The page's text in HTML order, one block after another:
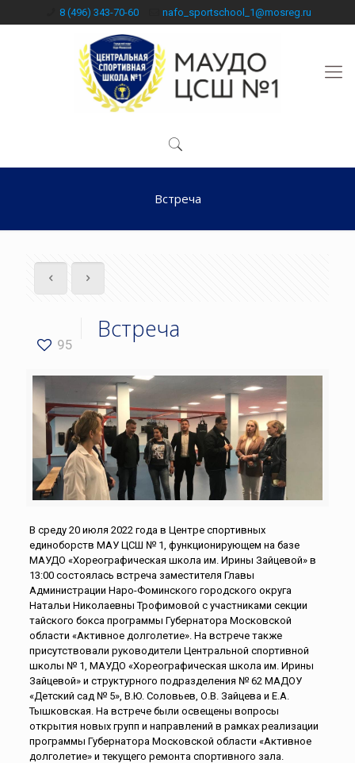
8 (496) 343-70-60 nafo_sportschool_1@mosreg.ru
Встреча
95
Встреча
В среду 20 июля 2022 года в Центре спортивных
единоборств МАУ ЦСШ № 1, функционирующем на базе
МАУДО «Хореографическая школа им. Ирины Зайцевой» в
13:00 состоялась встреча заместителя Главы
Администрации Наро-Фоминского городского округа
Натальи Николаевны Трофимовой с участниками секции
тайского бокса программы Губернатора Московской
области «Активное долголетие». На встрече также
присутствовали руководители Центральной спортивной
школы № 1, МАУДО «Хореографическая школа им. Ирины
Зайцевой» и структурного подразделения № 62 МАДОУ
«Детский сад № 5», В.Ю. Соловьев, О.В. Зайцева и Е.А.
Тышковская. На встрече были освещены вопросы
открытия новых групп и направлений в рамках реализации
программы Губернатора Московской области «Активное
долголетие» и текущего ремонта спортивного зала.